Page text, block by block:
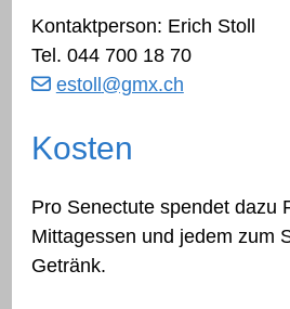
Kontaktperson: Erich Stoll
Tel.044 700 18 70
estoll @gmx.ch
Kosten
Pro Senectute spendet dazu
Mittagessen und jedem zum
Getränk.